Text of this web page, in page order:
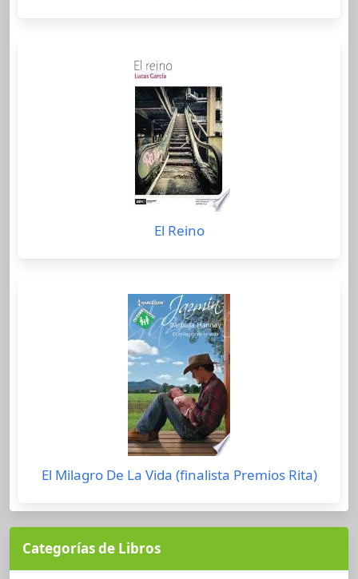
El Reino
El Milagro De La Vida (finalista Premios Rita)
Categorías de Libros